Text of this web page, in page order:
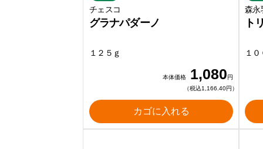
チェスコ
グラナパダーノ
１２５ｇ
本体価格 1,080円
（税込1,166.40円）
カゴに入れる
森永
ト
１０